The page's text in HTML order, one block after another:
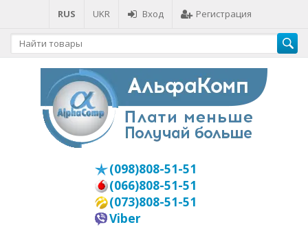
RUS UKR Вход Регистрация
(098)808-51-51
(066)808-51-51
(073)808-51-51
Viber